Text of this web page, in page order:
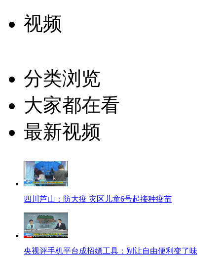
视频
分类浏览
大家都在看
最新视频
四川芦山：防大疫 灾区儿童6号起接种疫苗
央视评手机平台成招嫖工具：别让自由便利变了味